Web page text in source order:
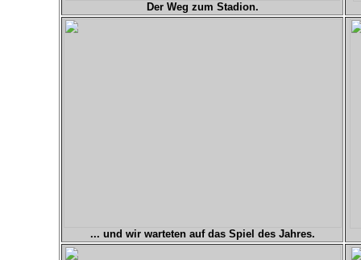
Der Weg zum Stadion.
... und wir warteten auf das Spiel des Jahres.